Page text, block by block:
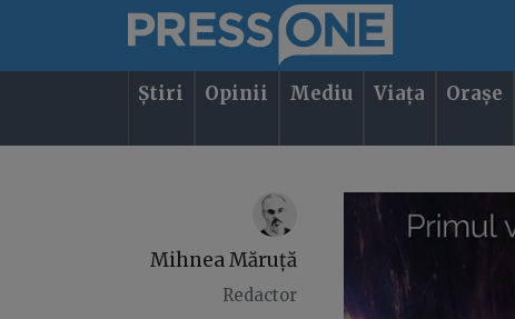
Știri Opinii Mediu Viața Orașe
Mihnea Măruță
Redactor